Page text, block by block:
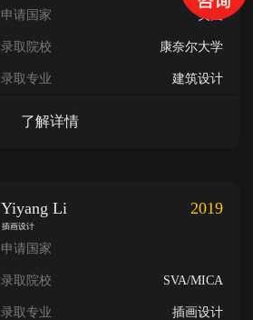
申请国家 美国
录取院校 康奈尔大学
录取专业 建筑设计
了解详情
Yiyang Li
插画设计
2019
申请国家
录取院校 SVA/MICA
录取专业 插画设计